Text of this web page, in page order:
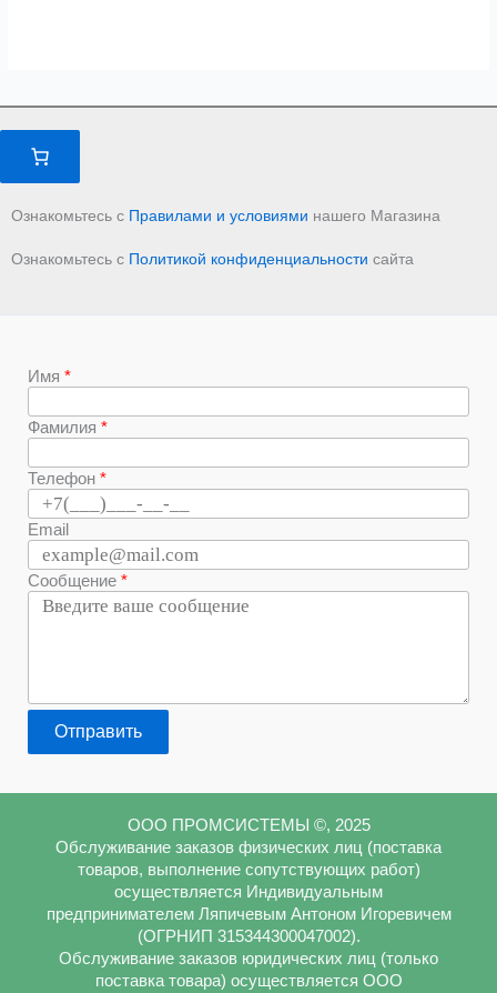
Ознакомьтесь с Правилами и условиями нашего Магазина
Ознакомьтесь с Политикой конфиденциальности сайта
Имя
Фамилия
Телефон
Email
Сообщение
Отправить
ООО ПРОМСИСТЕМЫ ©, 2025
Обслуживание заказов физических лиц (поставка
товаров, выполнение сопутствующих работ)
осуществляется Индивидуальным
предпринимателем Ляпичевым Антоном Игоревичем
(ОГРНИП 315344300047002).
Обслуживание заказов юридических лиц (только
поставка товара) осуществляется ООО